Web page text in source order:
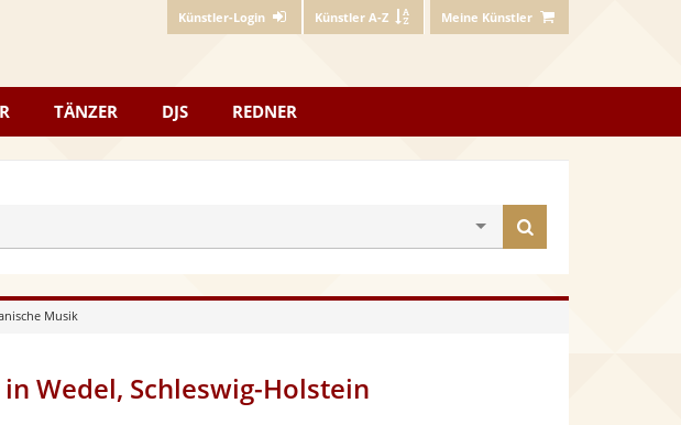
Künstler-Login Künstler A-Z Meine Künstler
TÄNZER DJS REDNER
finden
Musik
Wedel, Schleswig-Holstein